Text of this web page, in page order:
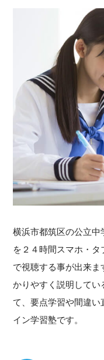
横浜市都筑区の公立中
を２４時間スマホ・
で視聴する事が出来
かりやすく説明してい
て、要点学習や間違い
イン学習塾です。